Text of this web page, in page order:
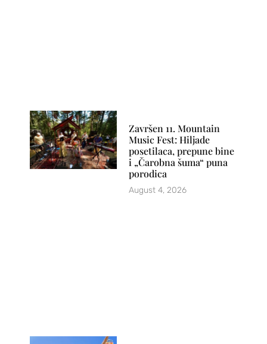
Završen 11. Mountain
Music Fest: Hiljade
posetilaca, prepune bine
i „Čarobna šuma“ puna
porodica
August 4, 2026